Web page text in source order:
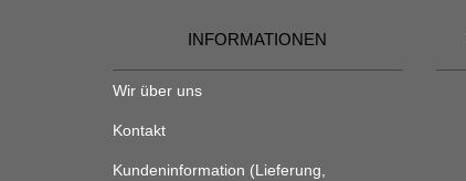
INFORMATIONEN
Wir über uns
Kontakt
Kundeninformation (Lieferung,